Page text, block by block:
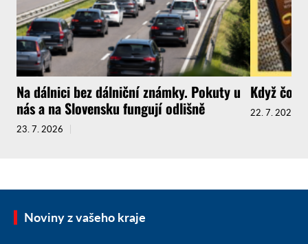
Na dálnici bez dálniční známky. Pokuty u
nás a na Slovensku fungují odlišně
23. 7. 2026
Když
22. 7. 2026
Noviny z vašeho kraje